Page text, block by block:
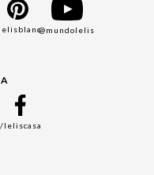
@mundolelis
/leliscasa